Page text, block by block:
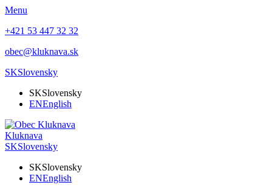
Menu
+421 53 447 32 32
obec@kluknava.sk
SKSlovensky
SKSlovensky
ENEnglish
Kluknava
SKSlovensky
SKSlovensky
ENEnglish